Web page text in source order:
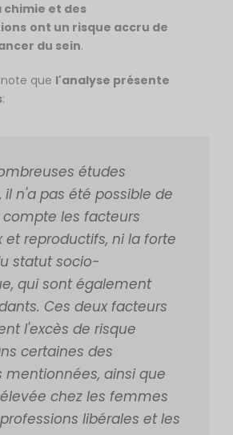
chimie et des
ont un risque accru de
du sein.
que l'analyse présente
:
études
il n'a pas été possible de
les facteurs
et reproductifs, ni la forte
statut socio-
qui sont également
Ces deux facteurs
l'excès de risque
certaines des
mentionnées, ainsi que
chez les femmes
libérales et les